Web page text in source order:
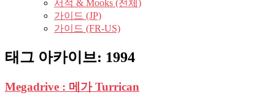
서적 & Mooks (전체)
가이드 (JP)
가이드 (FR-US)
태그 아카이브: 1994
Megadrive : 메가 Turrican